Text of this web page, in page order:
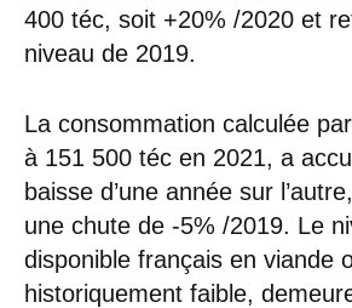
400 téc, soit +20% /2020 et
niveau de 2019.
La consommation calculée
à 151 500 téc en 2021, a
baisse d’une année sur
une chute de -5% /2019. Le
disponible français en viande
historiquement faible,